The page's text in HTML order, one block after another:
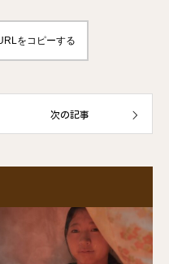
をコピーする
次の記事